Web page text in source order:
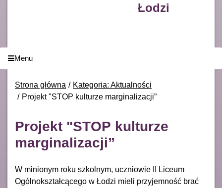
Łodzi
Menu
Strona główna
Kategoria: Aktualności
Projekt "STOP kulturze marginalizacji”
Projekt "STOP kulturze
marginalizacji”
W minionym roku szkolnym, uczniowie II Liceum
Ogólnokształcącego w Łodzi mieli przyjemność brać